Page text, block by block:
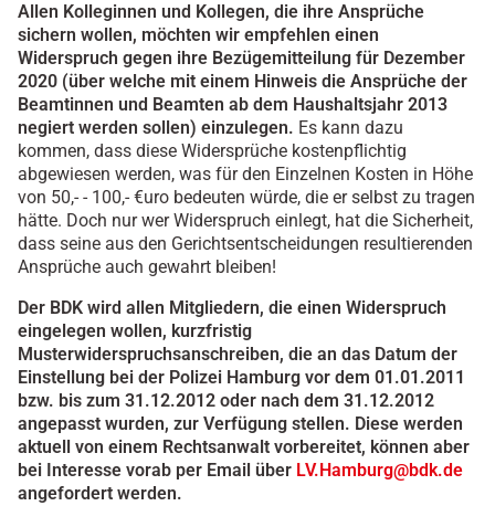
Allen Kolleginnen und Kollegen, die ihre Ansprüche
sichern wollen, möchten wir empfehlen einen
Widerspruch gegen ihre Bezügemitteilung für Dezember
2020 (über welche mit einem Hinweis die Ansprüche der
Beamtinnen und Beamten ab dem Haushaltsjahr 2013
negiert werden sollen) einzulegen. Es kann dazu
kommen, dass diese Widersprüche kostenpflichtig
abgewiesen werden, was für den Einzelnen Kosten in Höhe
von 50,- - 100,- €uro bedeuten würde, die er selbst zu tragen
hätte. Doch nur wer Widerspruch einlegt, hat die Sicherheit,
dass seine aus den Gerichtsentscheidungen resultierenden
Ansprüche auch gewahrt bleiben!
Der BDK wird allen Mitgliedern, die einen Widerspruch
eingelegen wollen, kurzfristig
Musterwiderspruchsanschreiben, die an das Datum der
Einstellung bei der Polizei Hamburg vor dem 01.01.2011
bzw. bis zum 31.12.2012 oder nach dem 31.12.2012
angepasst wurden, zur Verfügung stellen. Diese werden
aktuell von einem Rechtsanwalt vorbereitet, können aber
bei Interesse vorab per Email über LV.Hamburg@bdk.de
angefordert werden.